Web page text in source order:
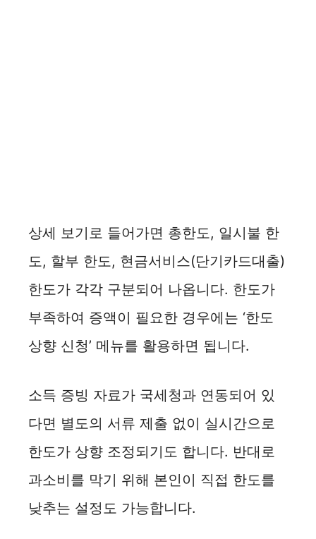
상세 보기로 들어가면 총한도, 일시불 한
도, 할부 한도, 현금서비스(단기카드대출)
한도가 각각 구분되어 나옵니다. 한도가
부족하여 증액이 필요한 경우에는 ‘한도
상향 신청’ 메뉴를 활용하면 됩니다.
소득 증빙 자료가 국세청과 연동되어 있
다면 별도의 서류 제출 없이 실시간으로
한도가 상향 조정되기도 합니다. 반대로
과소비를 막기 위해 본인이 직접 한도를
낮추는 설정도 가능합니다.